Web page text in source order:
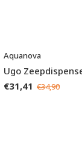
Aquanova
Ugo
€31,41 €34,90